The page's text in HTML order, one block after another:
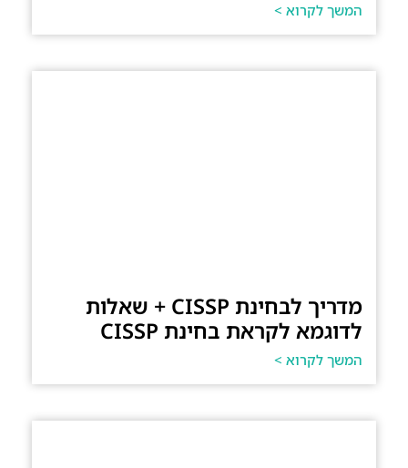
המשך לקרוא >
מדריך לבחינת CISSP + שאלות
לדוגמא לקראת בחינת CISSP
המשך לקרוא >